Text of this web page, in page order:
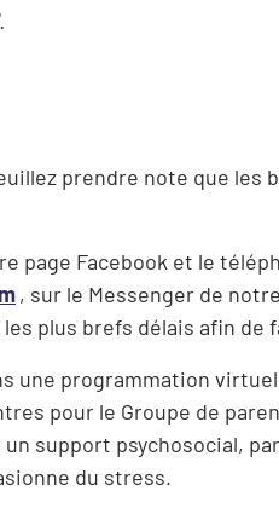
prendre note que les
page Facebook et le
, sur le Messenger de
plus brefs délais afin de
une programmation
pour le Groupe de
support psychosocial,
du stress.